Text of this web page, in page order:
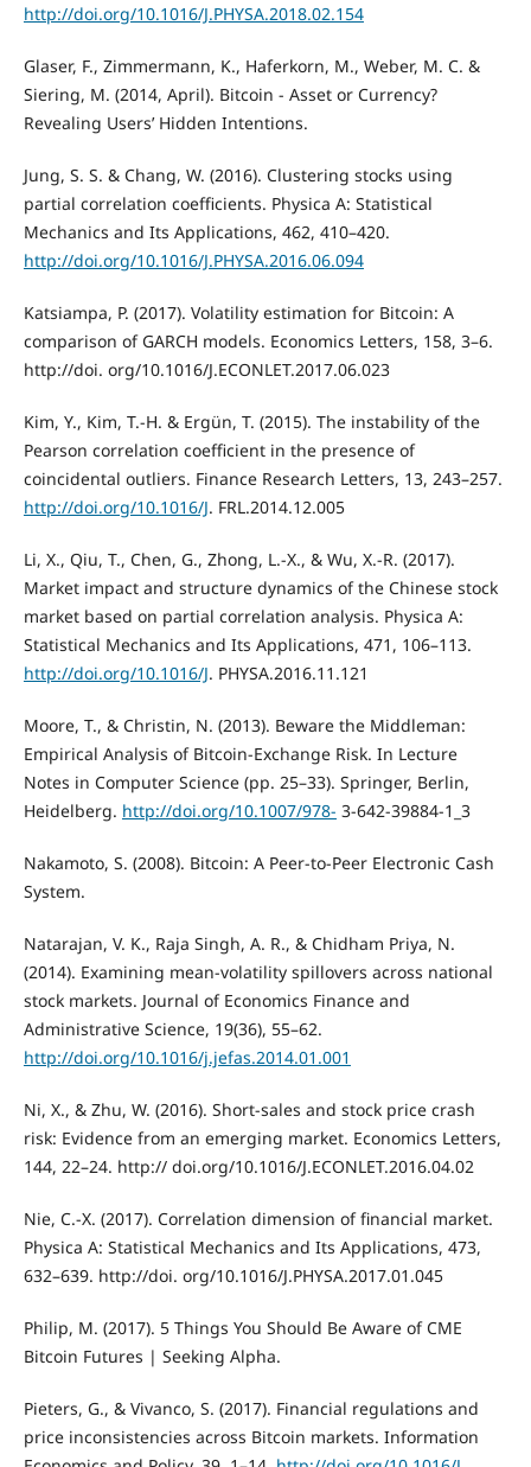
http://doi.org/10.1016/J.PHYSA.2018.02.154
Glaser, F., Zimmermann, K., Haferkorn, M., Weber, M. C. &
Siering, M. (2014, April). Bitcoin - Asset or Currency?
Revealing Users’ Hidden Intentions.
Jung, S. S. & Chang, W. (2016). Clustering stocks using
partial correlation coefficients. Physica A: Statistical
Mechanics and Its Applications, 462, 410–420.
http://doi.org/10.1016/J.PHYSA.2016.06.094
Katsiampa, P. (2017). Volatility estimation for Bitcoin: A
comparison of GARCH models. Economics Letters, 158, 3–6.
http://doi. org/10.1016/J.ECONLET.2017.06.023
Kim, Y., Kim, T.-H. & Ergün, T. (2015). The instability of the
Pearson correlation coefficient in the presence of
coincidental outliers. Finance Research Letters, 13, 243–257.
http://doi.org/10.1016/J. FRL.2014.12.005
Li, X., Qiu, T., Chen, G., Zhong, L.-X., & Wu, X.-R. (2017).
Market impact and structure dynamics of the Chinese stock
market based on partial correlation analysis. Physica A:
Statistical Mechanics and Its Applications, 471, 106–113.
http://doi.org/10.1016/J. PHYSA.2016.11.121
Moore, T., & Christin, N. (2013). Beware the Middleman:
Empirical Analysis of Bitcoin-Exchange Risk. In Lecture
Notes in Computer Science (pp. 25–33). Springer, Berlin,
Heidelberg. http://doi.org/10.1007/978- 3-642-39884-1_3
Nakamoto, S. (2008). Bitcoin: A Peer-to-Peer Electronic Cash
System.
Natarajan, V. K., Raja Singh, A. R., & Chidham Priya, N.
(2014). Examining mean-volatility spillovers across national
stock markets. Journal of Economics Finance and
Administrative Science, 19(36), 55–62.
http://doi.org/10.1016/j.jefas.2014.01.001
Ni, X., & Zhu, W. (2016). Short-sales and stock price crash
risk: Evidence from an emerging market. Economics Letters,
144, 22–24. http:// doi.org/10.1016/J.ECONLET.2016.04.02
Nie, C.-X. (2017). Correlation dimension of financial market.
Physica A: Statistical Mechanics and Its Applications, 473,
632–639. http://doi. org/10.1016/J.PHYSA.2017.01.045
Philip, M. (2017). 5 Things You Should Be Aware of CME
Bitcoin Futures | Seeking Alpha.
Pieters, G., & Vivanco, S. (2017). Financial regulations and
price inconsistencies across Bitcoin markets. Information